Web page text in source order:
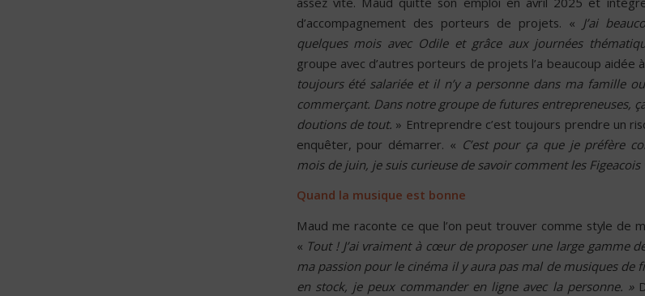
d’accompagnement des porteurs de projets. « J’ai
quelques mois avec Odile et grâce aux journées
groupe avec d’autres porteurs de projets l’a beaucoup aidée
toujours été salariée et il n’y a personne dans ma famille
commerçant. Dans notre groupe de futures entrepreneuses,
doutions de tout. » Entreprendre c’est toujours prendre un
enquêter, pour démarrer. « C’est pour ça que je préfère
mois de juin, je suis curieuse de savoir comment les
Quand la musique est bonne
Maud me raconte ce que l’on peut trouver comme style de
« Tout ! J’ai vraiment à cœur de proposer une large gamme
ma passion pour le cinéma il y aura pas mal de musiques de
en stock, je peux commander en ligne avec la personne. »